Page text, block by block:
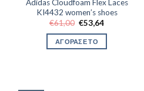
Adidas Cloudfoam Flex Laces
KI4432 women’s shoes
€61,00 Original
price
was:
€61,00.
€53,64Η
τιμή
ΑΓΟΡΑΣΕ ΤΟ